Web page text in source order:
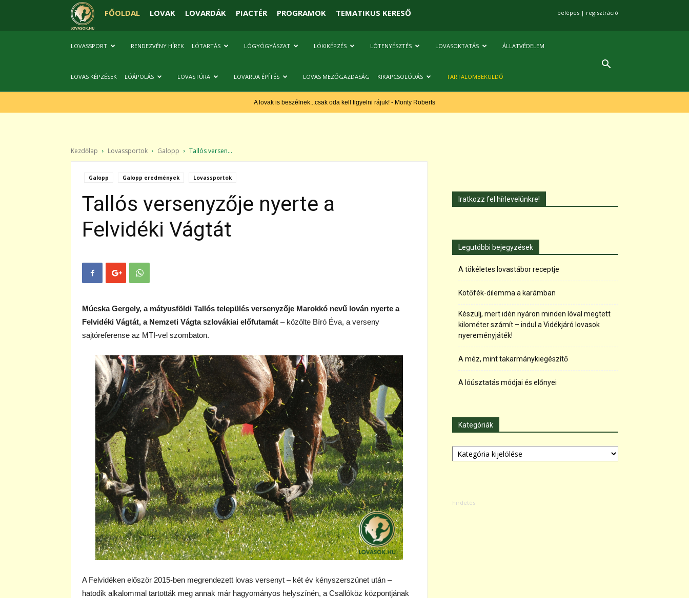
FŐOLDAL LOVAK LOVARDÁK PIACTÉR PROGRAMOK TEMATIKUS KERESŐ belépés | regisztráció
LOVASSPORT RENDEZVÉNY HÍREK LÓTARTÁS LÓGYÓGYÁSZAT LÓKIKÉPZÉS LÓTENYÉSZTÉS LOVASOKTATÁS ÁLLATVÉDELEM
LOVAS KÉPZÉSEK LÓÁPOLÁS LOVASTÚRA LOVARDA ÉPÍTÉS LOVAS MEZŐGAZDASÁG KIKAPCSOLÓDÁS TARTALOMBEKÜLDŐ
A lovak is beszélnek...csak oda kell figyelni rájuk! - Monty Roberts
Kezdőlap Lovassportok Galopp Tallós versen...
Galopp Galopp eredmények Lovassportok
Tallós versenyzője nyerte a
Felvidéki Vágtát
Múcska Gergely, a mátyusföldi Tallós település versenyzője Marokkó nevű lován nyerte a
Felvidéki Vágtát, a Nemzeti Vágta szlovákiai előfutamát – közölte Bíró Éva, a verseny
sajtóreferense az MTI-vel szombaton.
A Felvidéken először 2015-ben megrendezett lovas versenyt – két év kényszerszünet után –
hatodik alkalommal tartották meg annak már hagyományos helyszínén, a Csallóköz központjának
Iratkozz fel hírlevelünkre!
Legutóbbi bejegyzések
A tökéletes lovastábor receptje
Kötőfék-dilemma a karámban
Készülj, mert idén nyáron minden lóval megtett
kilométer számít – indul a Vidékjáró lovasok
nyereményjáték!
A méz, mint takarmánykiegészítő
A lóúsztatás módjai és előnyei
Kategóriák
Kategóriák